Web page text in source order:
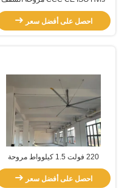
الصناعية مع صفيحة سبيكة الألومنيوم
والمغنيسيوم
احصل على أفضل سعر
220 فولت 1.5 كيلوواط مروحة
السقف الصناعية HVLS عالية الحجم
مع محرك كهربائي مغناطيس دائم
احصل على أفضل سعر